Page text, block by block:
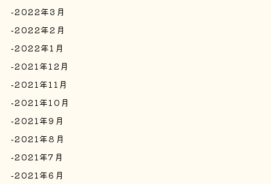
2022年3月
2022年2月
2022年1月
2021年12月
2021年11月
2021年10月
2021年9月
2021年8月
2021年7月
2021年6月